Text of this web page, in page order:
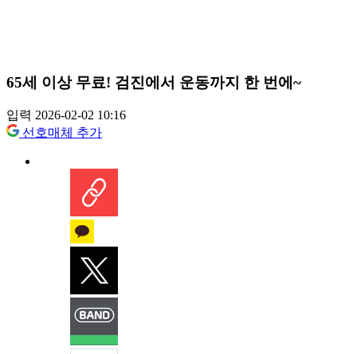
65세 이상 무료! 검진에서 운동까지 한 번에~
입력 2026-02-02 10:16
선호매체 추가